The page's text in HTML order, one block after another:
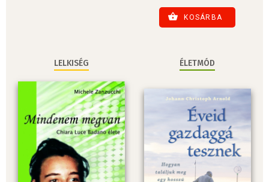
KOSÁRBA
LELKISÉG ÉLETMÓD